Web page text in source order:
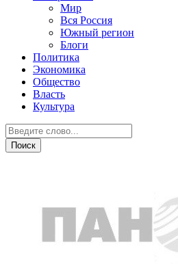
Мир
Вся Россия
Южный регион
Блоги
Политика
Экономика
Общество
Власть
Культура